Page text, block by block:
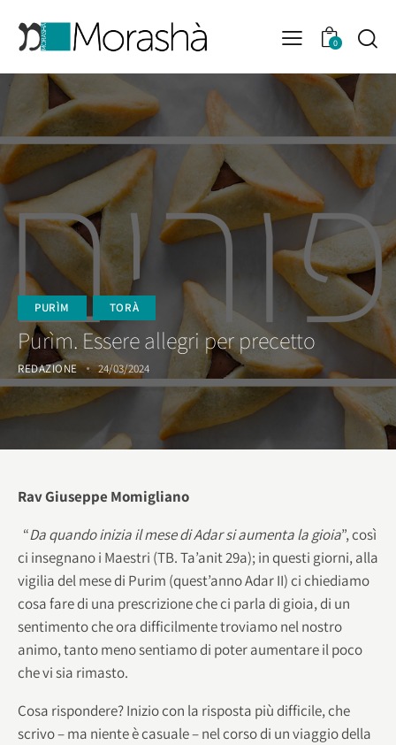
0
PURÌM TORÀ
Purìm. Essere allegri per precetto
REDAZIONE 24/03/2024
Rav Giuseppe Momigliano
“Da quando inizia il mese di Adar si aumenta la gioia”, così
ci insegnano i Maestri (TB. Ta’anit 29a); in questi giorni, alla
vigilia del mese di Purim (quest’anno Adar II) ci chiediamo
cosa fare di una prescrizione che ci parla di gioia, di un
sentimento che ora difficilmente troviamo nel nostro
animo, tanto meno sentiamo di poter aumentare il poco
che vi sia rimasto.
Cosa rispondere? Inizio con la risposta più difficile, che
scrivo – ma niente è casuale – nel corso di un viaggio della